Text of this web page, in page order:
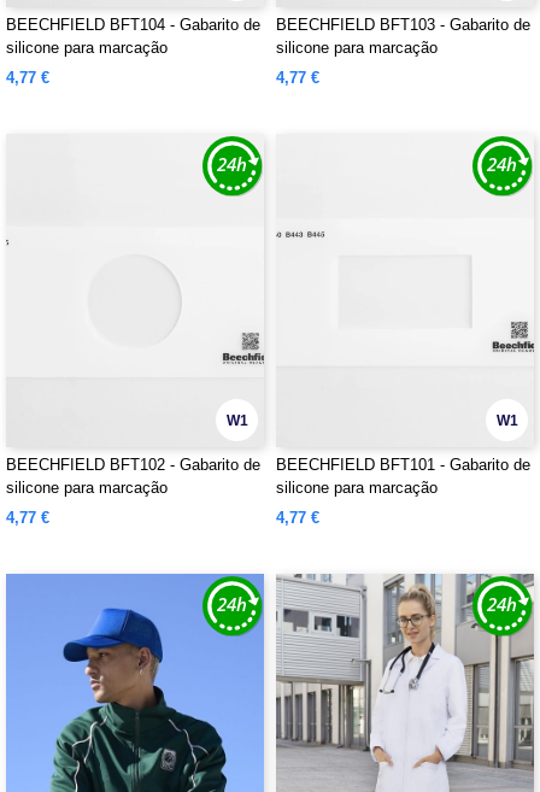
BEECHFIELD BFT104 - Gabarito de
silicone para marcação
4,77 €
BEECHFIELD BFT103 - Gabarito de
silicone para marcação
4,77 €
W1
BEECHFIELD BFT102 - Gabarito de
silicone para marcação
4,77 €
W1
BEECHFIELD BFT101 - Gabarito de
silicone para marcação
4,77 €